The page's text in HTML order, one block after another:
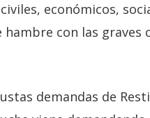
económicos,
hambre con las
demandas de